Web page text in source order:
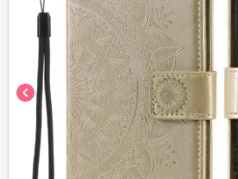
chevron_left